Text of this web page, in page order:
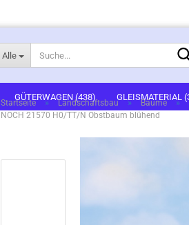
Alle
GÜTERWAGEN (438) GLEISMATERIAL
Startseite » Landschaftsbau » Bäume »
NOCH 21570 H0/TT/N Obstbaum blühend